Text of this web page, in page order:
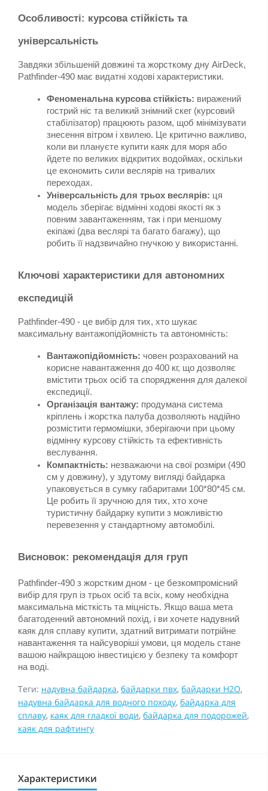
Особливості: курсова стійкість та
універсальність
Завдяки збільшеній довжині та жорсткому дну AirDeck,
Pathfinder-490 має видатні ходові характеристики.
Феноменальна курсова стійкість: виражений
гострий ніс та великий знімний скег (курсовий
стабілізатор) працюють разом, щоб мінімізувати
знесення вітром і хвилею. Це критично важливо,
коли ви плануєте купити каяк для моря або
йдете по великих відкритих водоймах, оскільки
це економить сили веслярів на тривалих
переходах.
Універсальність для трьох веслярів: ця
модель зберігає відмінні ходові якості як з
повним завантаженням, так і при меншому
екіпажі (два веслярі та багато багажу), що
робить її надзвичайно гнучкою у використанні.
Ключові характеристики для автономних
експедицій
Pathfinder-490 - це вибір для тих, хто шукає
максимальну вантажопідйомність та автономність:
Вантажопідйомність: човен розрахований на
корисне навантаження до 400 кг, що дозволяє
вмістити трьох осіб та спорядження для далекої
експедиції.
Організація вантажу: продумана система
кріплень і жорстка палуба дозволяють надійно
розмістити гермомішки, зберігаючи при цьому
відмінну курсову стійкість та ефективність
веслування.
Компактність: незважаючи на свої розміри (490
см у довжину), у здутому вигляді байдарка
упаковується в сумку габаритами 100*80*45 см.
Це робить її зручною для тих, хто хоче
туристичну байдарку купити з можливістю
перевезення у стандартному автомобілі.
Висновок: рекомендація для груп
Pathfinder-490 з жорстким дном - це безкомпромісний
вибір для груп із трьох осіб та всіх, кому необхідна
максимальна місткість та міцність. Якщо ваша мета
багатоденний автономний похід, і ви хочете надувний
каяк для сплаву купити, здатний витримати потрійне
навантаження та найсуворіші умови, ця модель стане
вашою найкращою інвестицією у безпеку та комфорт
на воді.
Теги: надувна байдарка, байдарки пвх, байдарки H2O,
надувна байдарка для водного походу, байдарка для
сплаву, каяк для гладкої води, байдарка для подорожей,
каяк для рафтингу
Характеристики